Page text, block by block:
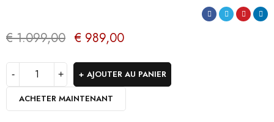
€1.099,00 € 989,00
AJOUTER AU PANIER
ACHETER MAINTENANT